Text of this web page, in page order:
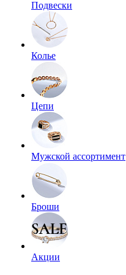
Подвески
Колье
Цепи
Мужской ассортимент
Броши
Акции